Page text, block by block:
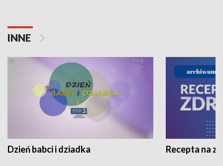
INNE
Dzień babci i dziadka Recepta na